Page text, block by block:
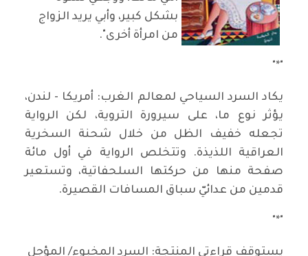
بشكل كبير، وأبي يريد الزواج
من امرأة أخرى".
"*"
يكاد السرد السياحي لمعالم الغرب: أمريكا - لندن،
يؤثر نوع ما، على سيرورة التروية، لكن الرواية
تجعله خفيف الظل من خلال شحنة السخرية
العراقية اللذيذة. وتتخلص الرواية في أول مائة
صفحة منها من حركتها السلحفاتية، وتستعير
قدمين من عدائيّ سباق المسافات القصيرة.
"*"
يستوقف قراءتي المنتجة: السرد المخبوء/ المؤجل